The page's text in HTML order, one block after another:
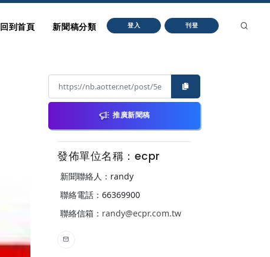
回到首頁 新聞稿分類 登入 刊登
推廣新聞稿
發佈單位名稱：ecpr
新聞聯絡人：randy
聯絡電話：66369900
聯絡信箱： randy@ecpr.com.tw